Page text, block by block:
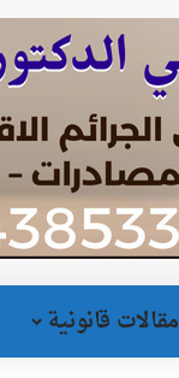
مقالات قانونية